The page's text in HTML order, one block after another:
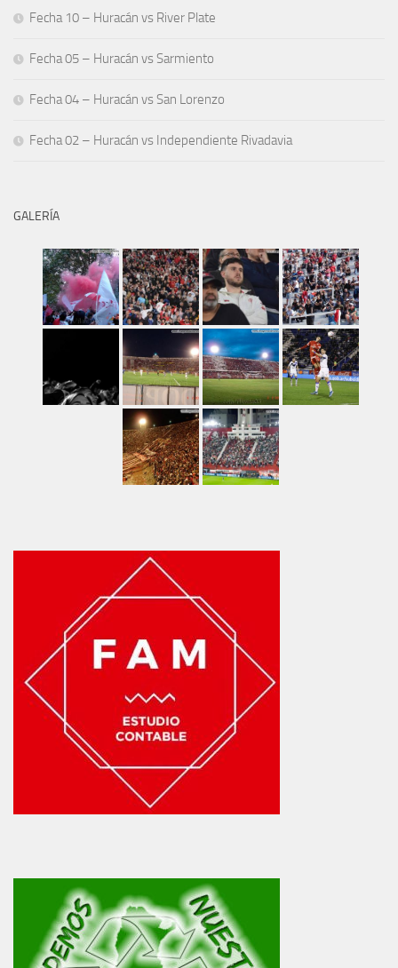
Fecha 10 – Huracán vs River Plate
Fecha 05 – Huracán vs Sarmiento
Fecha 04 – Huracán vs San Lorenzo
Fecha 02 – Huracán vs Independiente Rivadavia
GALERÍA